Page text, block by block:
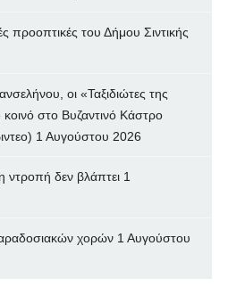
προοπτικές του Δήμου Σιντικής
οι «Ταξιδιώτες της
στο Βυζαντινό Κάστρο
1 Αυγούστου 2026
ντροπή δεν βλάπτει 1
χορών 1 Αυγούστου